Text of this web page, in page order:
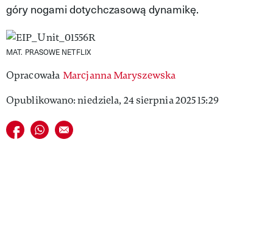
góry nogami dotychczasową dynamikę.
MAT. PRASOWE NETFLIX
Opracowała Marcjanna Maryszewska
Opublikowano: niedziela, 24 sierpnia 2025 15:29
Udostępnij na facebook
Udostępnij na whatsapp
E-mail do przyjaciela